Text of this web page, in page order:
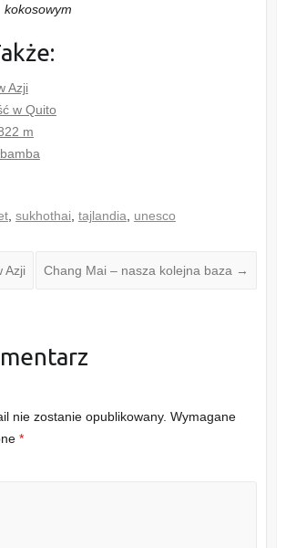
kokosowym
Azji
w Quito
m
, sukhothai tajlandia unesco
Azji Chang Mai – nasza kolejna baza →
nie zostanie opublikowany. Wymagane
*